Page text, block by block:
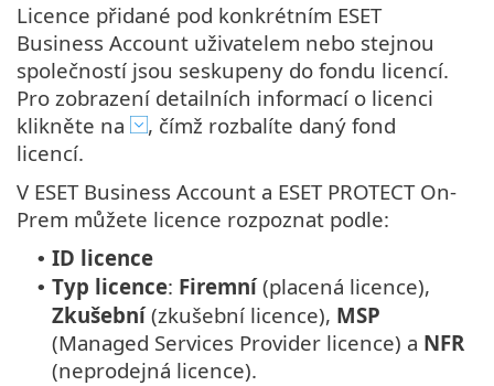
Licence přidané pod konkrétním ESET
Business Account uživatelem nebo stejnou
společností jsou seskupeny do fondu licencí.
Pro zobrazení detailních informací o licenci
klikněte na
, čímž rozbalíte daný fond
licencí.
V ESET Business Account a ESET PROTECT On-
Prem můžete licence rozpoznat podle:
• ID licence
• Typ licence: Firemní(placená licence),
Zkušební(zkušební licence), MSP
(Managed Services Provider licence) a NFR
(neprodejná licence).